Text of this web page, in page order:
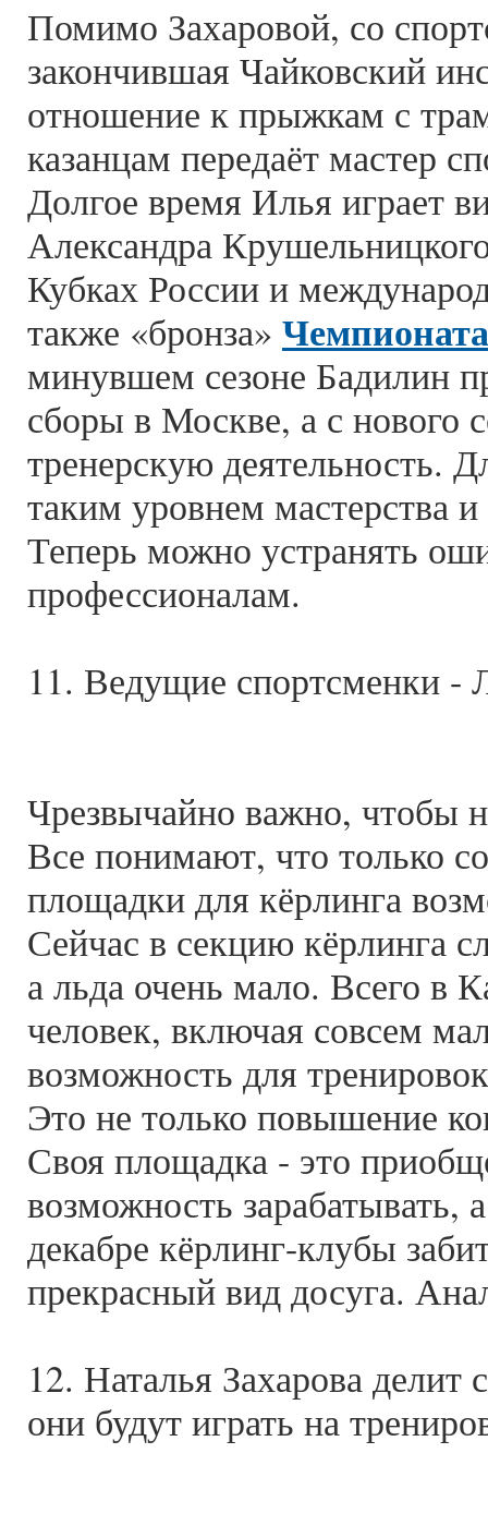
Помимо Захаровой, со
закончившая Чайковский
отношение к прыжкам с
казанцам передаёт мастер
Долгое время Илья играет
Александра
Кубках России и
также «бронза»
минувшем сезоне Бадилин
сборы в Москве, а с нового
тренерскую деятельность.
таким уровнем мастерства
Теперь можно устранять
профессионалам.
11. Ведущие спортсменки -
Чрезвычайно важно, чтобы
Все понимают, что только
площадки для кёрлинга
Сейчас в секцию кёрлинга
а льда очень мало. Всего в
человек, включая совсем
возможность для
Это не только повышение
Своя площадка - это
возможность
декабре кёрлинг-клубы
прекрасный вид досуга.
12. Наталья Захарова
они будут играть на